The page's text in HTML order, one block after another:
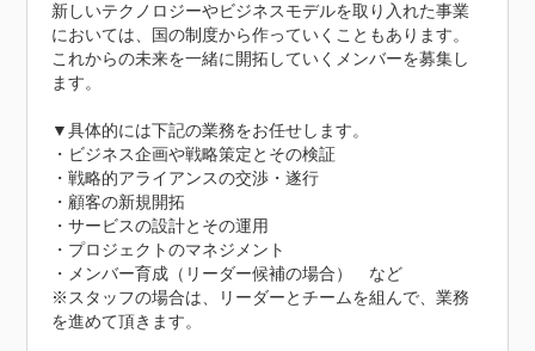
新しいテクノロジーやビジネスモデルを取り入れた事業
においては、国の制度から作っていくこともあります。
これからの未来を一緒に開拓していくメンバーを募集し
ます。
▼具体的には下記の業務をお任せします。
・ビジネス企画や戦略策定とその検証
・戦略的アライアンスの交渉・遂行
・顧客の新規開拓
・サービスの設計とその運用
・プロジェクトのマネジメント
・メンバー育成（リーダー候補の場合）　など
※スタッフの場合は、リーダーとチームを組んで、業務
を進めて頂きます。